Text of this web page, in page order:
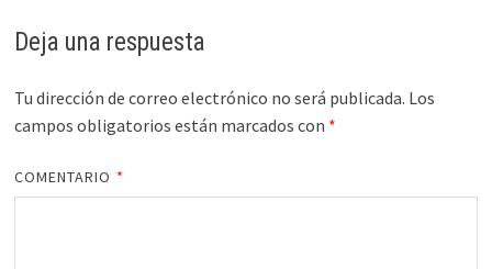
Deja una respuesta
Tu dirección de correo electrónico no será publicada. Los
campos obligatorios están marcados con *
COMENTARIO *